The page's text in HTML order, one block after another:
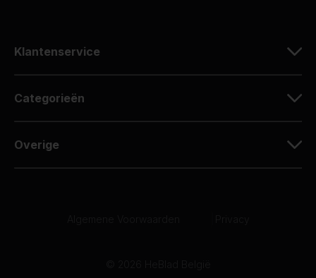
Klantenservice
Categorieën
Overige